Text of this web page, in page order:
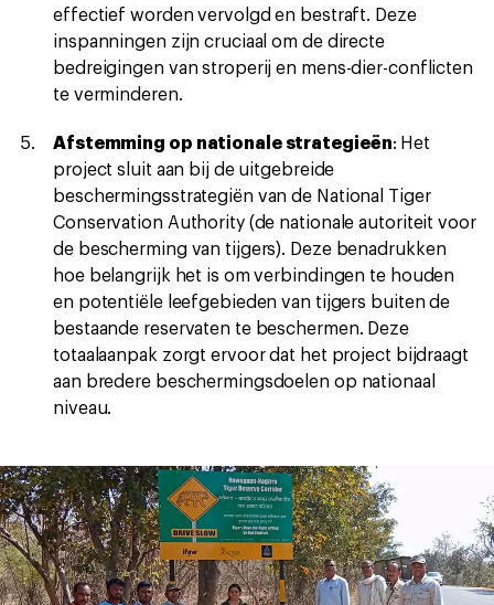
effectief worden vervolgd en bestraft. Deze
inspanningen zijn cruciaal om de directe
bedreigingen van stroperij en mens-dier-conflicten
te verminderen.
Afstemming op nationale strategieën: Het
project sluit aan bij de uitgebreide
beschermingsstrategiën van de National Tiger
Conservation Authority (de nationale autoriteit voor
de bescherming van tijgers). Deze benadrukken
hoe belangrijk het is om verbindingen te houden
en potentiële leefgebieden van tijgers buiten de
bestaande reservaten te beschermen. Deze
totaalaanpak zorgt ervoor dat het project bijdraagt
aan bredere beschermingsdoelen op nationaal
niveau.